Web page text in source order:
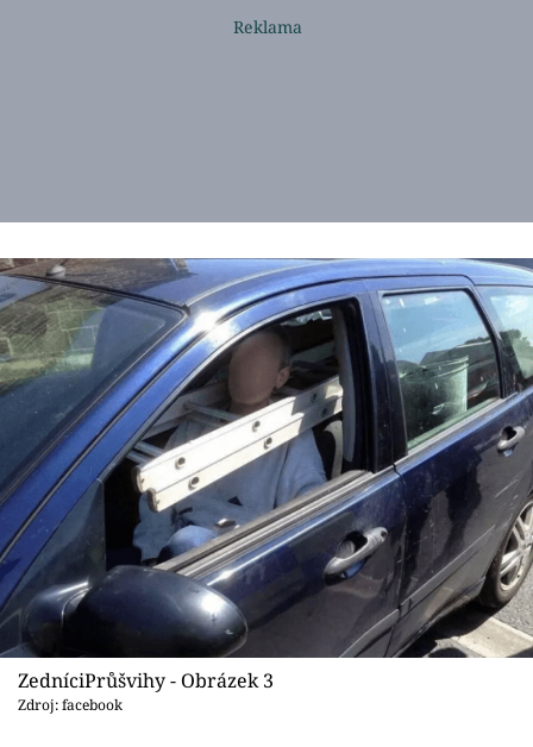
ZedníciPrůšvihy - Obrázek 3
Zdroj: facebook